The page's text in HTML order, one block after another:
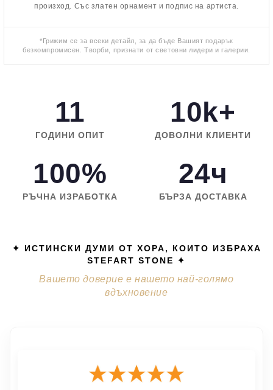
произход. Със златен орнамент и подпис на артиста.
*Грижим се за всеки детайл, за да бъде Вашият подарък
безкомпромисен. Творби, признати от световни лидери и галерии.
11
ГОДИНИ ОПИТ
10k+
ДОВОЛНИ КЛИЕНТИ
100%
РЪЧНА ИЗРАБОТКА
24ч
БЪРЗА ДОСТАВКА
✦ ИСТИНСКИ ДУМИ ОТ ХОРА, КОИТО ИЗБРАХА
STEFART STONE ✦
Вашето доверие е нашето най-голямо
вдъхновение